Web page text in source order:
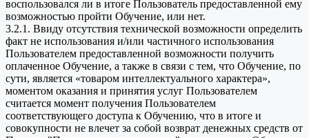
воспользовался ли в итоге Пользователь предоставленной ему
возможностью пройти Обучение, или нет.
3.2.1. Ввиду отсутствия технической возможности определить
факт не использования и/или частичного использования
Пользователем предоставленной возможности получить
оплаченное Обучение, а также в связи с тем, что Обучение, по
сути, является «товаром интеллектуального характера»,
моментом оказания и принятия услуг Пользователем
считается момент получения Пользователем
соответствующего доступа к Обучению, что в итоге и
совокупности не влечет за собой возврат денежных средств от